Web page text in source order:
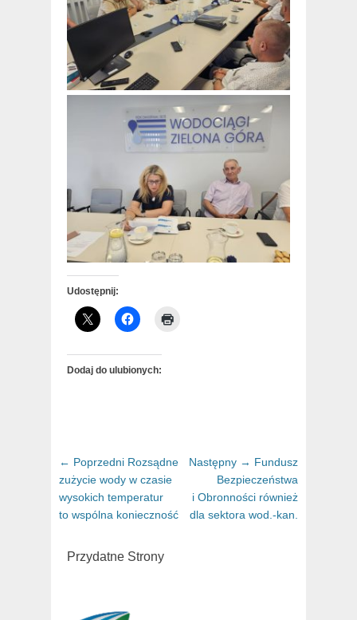
Udostępnij:
Dodaj do ulubionych:
Nawigacja
wpisu
← Poprzedni Poprzedni
artykuł:
Rozsądne
zużycie wody w czasie
wysokich temperatur
to wspólna konieczność
Następny → Następny
artykuł:
Fundusz
Bezpieczeństwa
i Obronności również
dla sektora wod.-kan.
Przydatne Strony